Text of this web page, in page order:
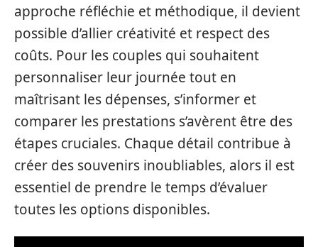
approche réfléchie et méthodique, il devient
possible d’allier créativité et respect des
coûts. Pour les couples qui souhaitent
personnaliser leur journée tout en
maîtrisant les dépenses, s’informer et
comparer les prestations s’avèrent être des
étapes cruciales. Chaque détail contribue à
créer des souvenirs inoubliables, alors il est
essentiel de prendre le temps d’évaluer
toutes les options disponibles.